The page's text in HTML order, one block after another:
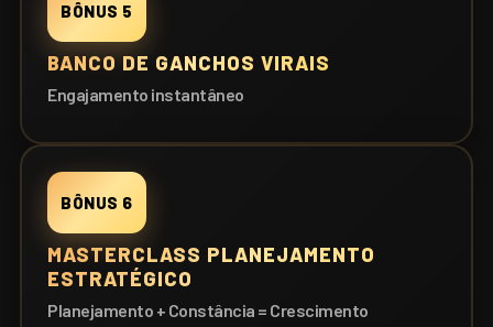
BÔNUS 5
BANCO DE GANCHOS VIRAIS
Engajamento instantâneo
BÔNUS 6
MASTERCLASS PLANEJAMENTO
ESTRATÉGICO
Planejamento + Constância = Crescimento